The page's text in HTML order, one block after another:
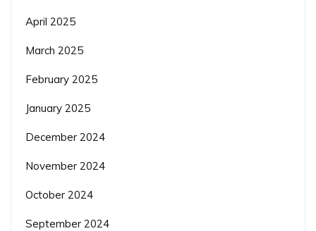
April 2025
March 2025
February 2025
January 2025
December 2024
November 2024
October 2024
September 2024